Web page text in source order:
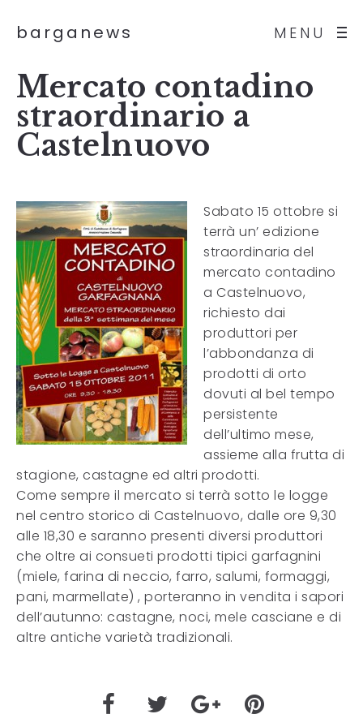
MENU
barganews
Mercato contadino
straordinario a
Castelnuovo
Sabato 15 ottobre si
terrà un’ edizione
straordinaria del
mercato contadino
a Castelnuovo,
richiesto dai
produttori per
l’abbondanza di
prodotti di orto
dovuti al bel tempo
persistente
dell’ultimo mese,
assieme alla frutta di
stagione, castagne ed altri prodotti.
Come sempre il mercato si terrà sotto le logge
nel centro storico di Castelnuovo, dalle ore 9,30
alle 18,30 e saranno presenti diversi produttori
che oltre ai consueti prodotti tipici garfagnini
(miele, farina di neccio, farro, salumi, formaggi,
pani, marmellate) , porteranno in vendita i sapori
dell’autunno: castagne, noci, mele casciane e di
altre antiche varietà tradizionali.